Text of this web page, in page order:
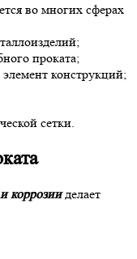
во многих сферах
проката;
конструкций;
сетки.
коррозии делает